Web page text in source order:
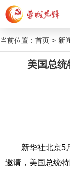
当前位置： 首页 > 新
美国总
新华社北京5
邀请，美国总统